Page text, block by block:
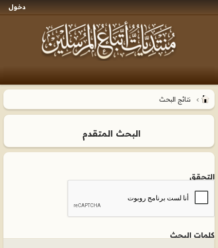
دخول
نتائج البحث
البحث المتقدم
التحقق
كلمات البحث